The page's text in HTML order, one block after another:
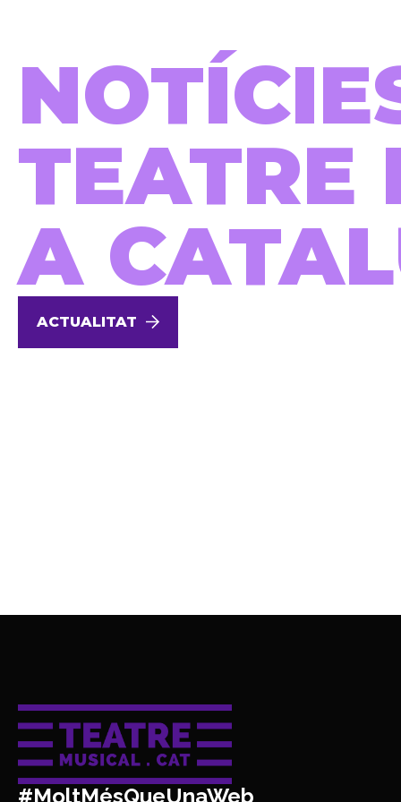
TEATRE
A
ACTUALITAT
#MoltMésQueUnaWeb